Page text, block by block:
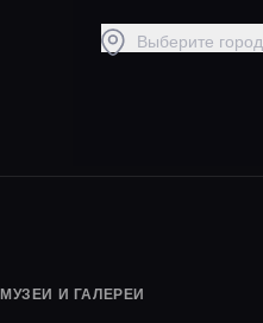
Выберите город
МУЗЕИ И ГАЛЕРЕИ